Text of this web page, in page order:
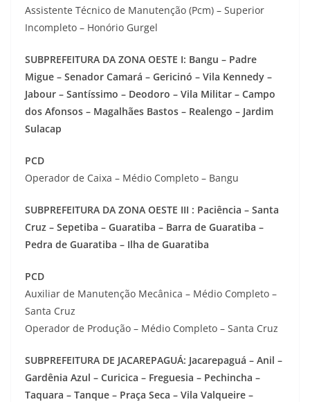
Assistente Técnico de Manutenção (Pcm) – Superior
Incompleto – Honório Gurgel
SUBPREFEITURA DA ZONA OESTE I: Bangu – Padre
Migue – Senador Camará – Gericinó – Vila Kennedy –
Jabour – Santíssimo – Deodoro – Vila Militar – Campo
dos Afonsos – Magalhães Bastos – Realengo – Jardim
Sulacap
PCD
Operador de Caixa – Médio Completo – Bangu
SUBPREFEITURA DA ZONA OESTE III : Paciência – Santa
Cruz – Sepetiba – Guaratiba – Barra de Guaratiba –
Pedra de Guaratiba – Ilha de Guaratiba
PCD
Auxiliar de Manutenção Mecânica – Médio Completo –
Santa Cruz
Operador de Produção – Médio Completo – Santa Cruz
SUBPREFEITURA DE JACAREPAGUÁ: Jacarepaguá – Anil –
Gardênia Azul – Curicica – Freguesia – Pechincha –
Taquara – Tanque – Praça Seca – Vila Valqueire –